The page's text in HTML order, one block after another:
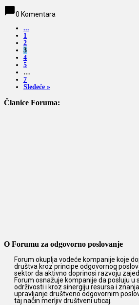
chat_bubble0 Komentara
...
1
2
3
4
5
…
7
Sledeće »
Članice Foruma:
O Forumu za odgovorno poslovanje
Forum okuplja vodeće kompanije koje
društva kroz principe odgovornog
sektor da aktivno doprinosi razvoju
Forum osnažuje kompanije da posluju u
održivosti i kroz sinergiju resursa i
upravljanje društveno odgovornim
taj način merljiv društveni uticaj.